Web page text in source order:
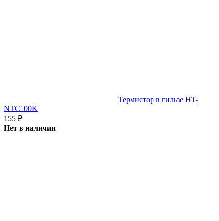
Термистор в гильзе HT-
NTC100K
155 ₽
Нет в наличии